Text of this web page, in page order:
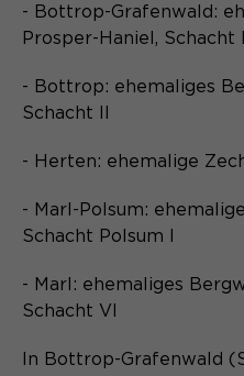
- Bottrop-Grafenwald:
Prosper-Haniel, Schacht
- Bottrop: ehemaliges
Schacht II
- Herten: ehemalige
- Marl-Polsum:
Schacht Polsum I
- Marl: ehemaliges
Schacht VI
In Bottrop-Grafenwald